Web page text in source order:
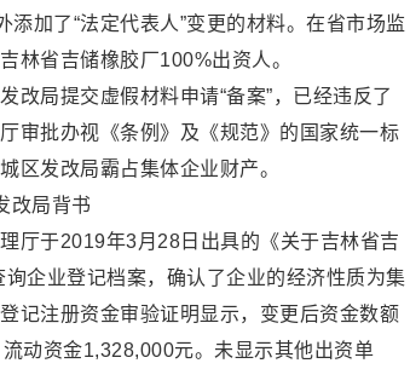
加了“法定代表人”变更的材料。在省市场监
林省吉储橡胶厂100%出资人。
改局提交虚假材料申请“备案”，已经违反了
审批办视《条例》及《规范》的国家统一标
区发改局霸占集体企业财产。
改局背书
厅于2019年3月28日出具的《关于吉林省吉
企业登记档案，确认了企业的经济性质为集
记注册资金审验证明显示，变更后资金数额
动资金1,328,000元。未显示其他出资单